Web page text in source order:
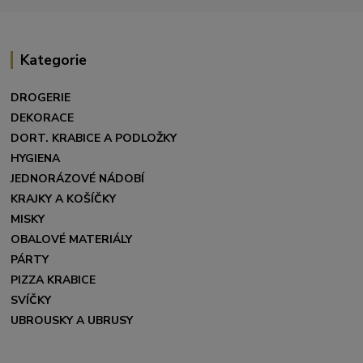
Kategorie
DROGERIE
DEKORACE
DORT. KRABICE A PODLOŽKY
HYGIENA
JEDNORÁZOVÉ NÁDOBÍ
KRAJKY A KOŠÍČKY
MISKY
OBALOVÉ MATERIÁLY
PÁRTY
PIZZA KRABICE
SVÍČKY
UBROUSKY A UBRUSY